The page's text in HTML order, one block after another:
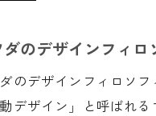
ダのデザインフィロ
のデザインフィロソ
動デザイン」と呼ばれ